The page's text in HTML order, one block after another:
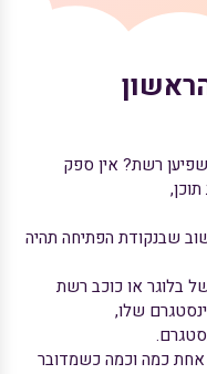
רשת? אין ספק
שבנקודת הפתיחה תהיה
בלוגר או כוכב רשת
שלו,
כמה וכמה כשמדובר